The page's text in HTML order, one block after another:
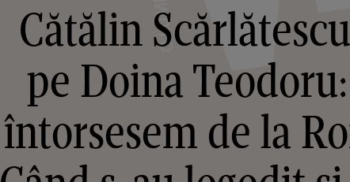
Cătălin
pe Doina
întorsesem de la